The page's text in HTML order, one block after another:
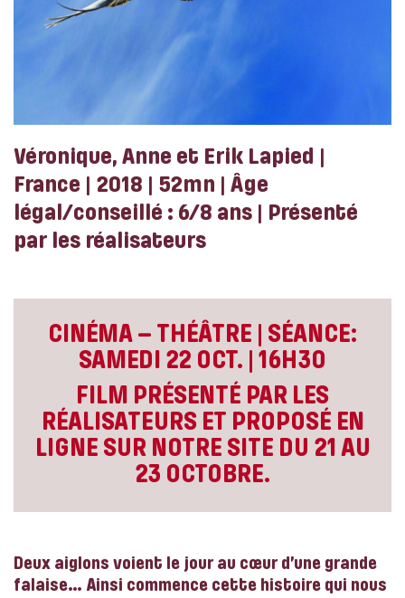
Véronique, Anne et Erik Lapied |
France | 2018 | 52mn | Âge
légal/conseillé : 6/8 ans | Présenté
par les réalisateurs
CINÉMA – THÉÂTRE | SÉANCE:
SAMEDI 22 OCT. | 16H30
FILM PRÉSENTÉ PAR LES
RÉALISATEURS ET PROPOSÉ EN
LIGNE SUR NOTRE SITE DU 21 AU
23 OCTOBRE.
Deux aiglons voient le jour au cœur d’une grande
falaise… Ainsi commence cette histoire qui nous